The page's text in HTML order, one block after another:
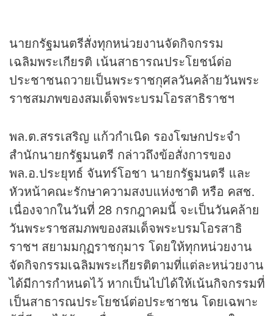
นายกรัฐมนตรีสั่งทุกหน่วยงานจัดกิจกรรม
เฉลิมพระเกียรติ เน้นสาธารณประโยชน์ต่อ
ประชาชนถวายเป็นพระราชกุศลวันคล้ายวันพระ
ราชสมภพของสมเด็จพระบรมโอรสาธิราชฯ
พล.ต.สรรเสริญ แก้วกำเนิด รองโฆษกประจำ
สำนักนายกรัฐมนตรี กล่าวถึงข้อสั่งการของ
พล.อ.ประยุทธ์ จันทร์โอชา นายกรัฐมนตรี และ
หัวหน้าคณะรักษาความสงบแห่งชาติ หรือ คสช.
เนื่องจากในวันที่ 28 กรกฎาคมนี้ จะเป็นวันคล้าย
วันพระราชสมภพของสมเด็จพระบรมโอรสาธิ
ราชฯ สยามมกุฏราชกุมาร โดยให้ทุกหน่วยงาน
จัดกิจกรรมเฉลิมพระเกียรติตามที่แต่ละหน่วยงาน
ได้มีการกำหนดไว้ หากเป็นไปได้ให้เน้นกิจกรรมที่
เป็นสาธารณประโยชน์ต่อประชาชน โดยเฉพาะ